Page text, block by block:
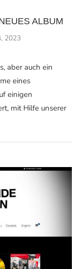
ALBUM
2023
aber auch ein
eines
einigen
mit Hilfe unserer